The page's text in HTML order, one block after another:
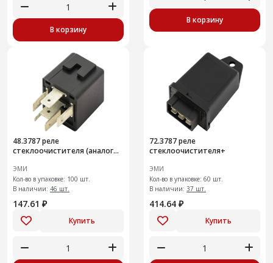
В корзину
В корзину
48.3787 реле
стеклоочистителя (аналог
ЭМИ
Кол-во в упаковке: 100 шт.
В наличии: 46 шт.
147.61 ₽
Купить
72.3787 реле
стеклоочистителя+
ЭМИ
Кол-во в упаковке: 60 шт.
В наличии: 37 шт.
414.64 ₽
Купить